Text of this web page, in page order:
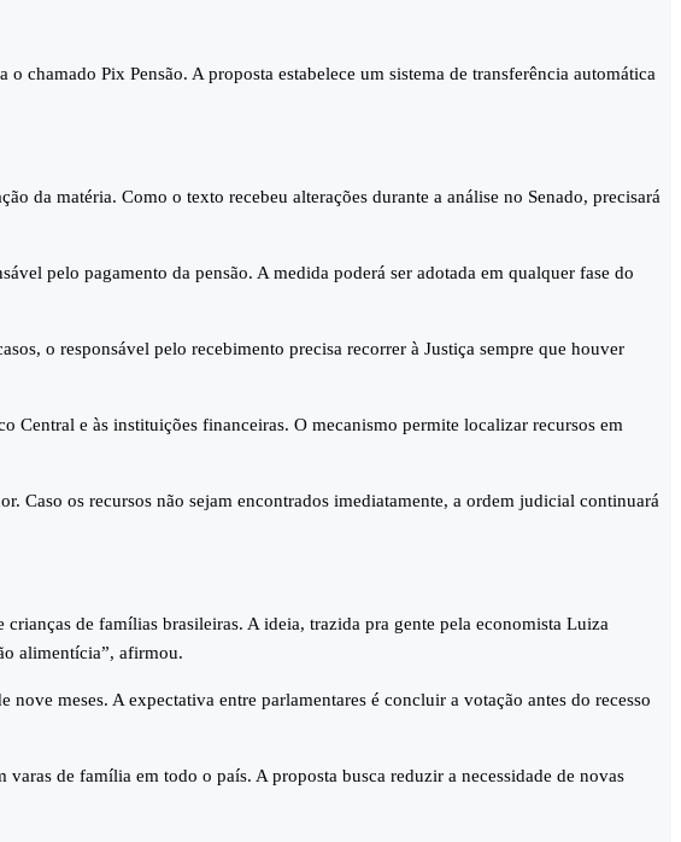
chamado Pix Pensão. A proposta estabelece um sistema de transferência automática
da matéria. Como o texto recebeu alterações durante a análise no Senado, precisará
pelo pagamento da pensão. A medida poderá ser adotada em qualquer fase do
o responsável pelo recebimento precisa recorrer à Justiça sempre que houver
Central e às instituições financeiras. O mecanismo permite localizar recursos em
Caso os recursos não sejam encontrados imediatamente, a ordem judicial continuará
de famílias brasileiras. A ideia, trazida pra gente pela economista Luiza
alimentícia”, afirmou.
meses. A expectativa entre parlamentares é concluir a votação antes do recesso
de família em todo o país. A proposta busca reduzir a necessidade de novas